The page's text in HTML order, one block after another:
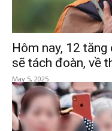
Hôm nay, 12
sẽ tách đoàn, về
May 5, 2025